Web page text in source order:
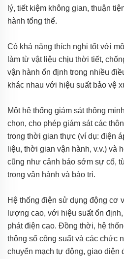
lý, tiết kiệm không gian, thuận
hành tổng thể.
Có khả năng thích nghi tốt với
làm từ vật liệu chịu thời tiết,
vận hành ổn định trong nhiều
khác nhau với hiệu suất bảo vệ
Một hệ thống giám sát thông
chọn, cho phép giám sát các
trong thời gian thực (ví dụ: điện
liệu, thời gian vận hành, v.v.) và
cũng như cảnh báo sớm sự cố,
trong vận hành và bảo trì.
Hệ thống điện sử dụng động cơ
lượng cao, với hiệu suất ổn
phát điện cao. Đồng thời, hệ
thông số công suất và các chức
chuyển mạch tự động, giao diện